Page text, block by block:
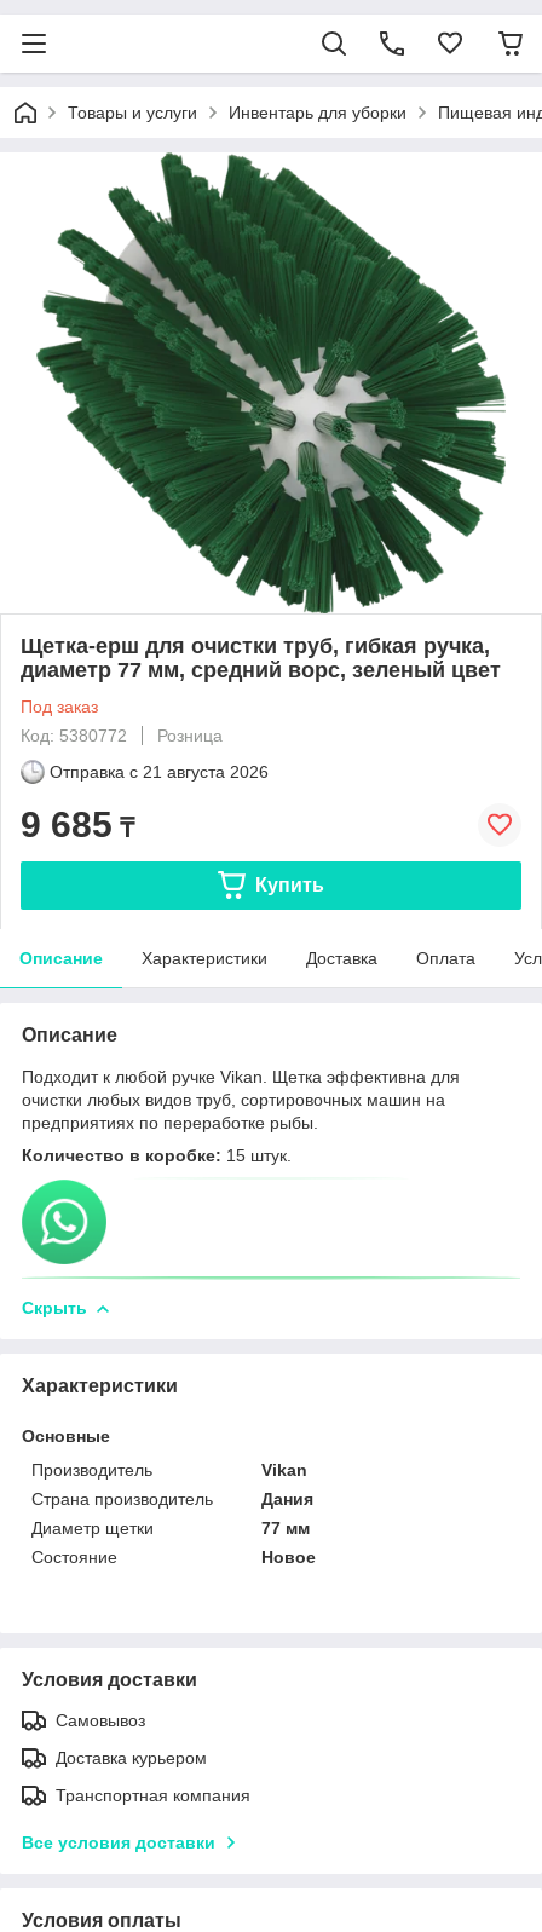
Товары и услуги Инвентарь для уборки Пищевая
Щетка-ерш для очистки труб, гибкая ручка,
диаметр 77 мм, средний ворс, зеленый цвет
Под заказ
Код: 5380772
Розница
Отправка с 21 августа 2026
9 685 ₸
Купить
Описание Характеристики Доставка Оплата
Описание
Подходит к любой ручке Vikan. Щетка эффективна для
очистки любых видов труб, сортировочных машин на
предприятиях по переработке рыбы.
Количество в коробке: 15 штук.
Скрыть
Характеристики
Основные
Производитель
Vikan
Страна производитель
Дания
Диаметр щетки
77 мм
Состояние
Новое
Условия доставки
Самовывоз
Доставка курьером
Транспортная компания
Все условия доставки
Условия оплаты